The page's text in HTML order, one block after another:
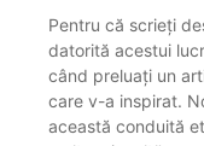
Pentru că scrieți
datorită acestui
când preluați un
care v-a inspirat.
această conduită